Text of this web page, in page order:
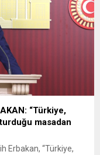
“Türkiye,
masadan
Erbakan, “Türkiye,